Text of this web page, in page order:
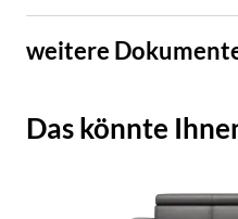
weitere
Das könnte